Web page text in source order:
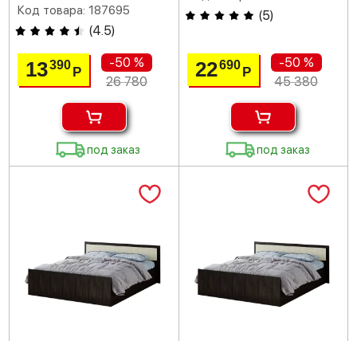
Код товара: 187695
(4.5)
13390Р
-50 %
26 780
под заказ
(5)
22690 Р
-50 %
45 380
под заказ